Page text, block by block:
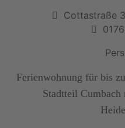
Cottastraße
Ferienwohnung für bis
Stadtteil